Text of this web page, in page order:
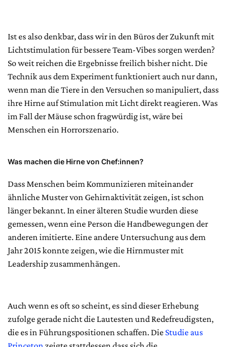
Ist es also denkbar, dass wir in den Büros der Zukunft mit
Lichtstimulation für bessere Team-Vibes sorgen werden?
So weit reichen die Ergebnisse freilich bisher nicht. Die
Technik aus dem Experiment funktioniert auch nur dann,
wenn man die Tiere in den Versuchen so manipuliert, dass
ihre Hirne auf Stimulation mit Licht direkt reagieren. Was
im Fall der Mäuse schon fragwürdig ist, wäre bei
Menschen ein Horrorszenario.
Was machen die Hirne von Chef:innen?
Dass Menschen beim Kommunizieren miteinander
ähnliche Muster von Gehirnaktivität zeigen, ist schon
länger bekannt. In einer älteren Studie wurden diese
gemessen, wenn eine Person die Handbewegungen der
anderen imitierte. Eine andere Untersuchung aus dem
Jahr 2015 konnte zeigen, wie die Hirnmuster mit
Leadership zusammenhängen.
Auch wenn es oft so scheint, es sind dieser Erhebung
zufolge gerade nicht die Lautesten und Redefreudigsten,
die es in Führungspositionen schaffen. Die Studie aus